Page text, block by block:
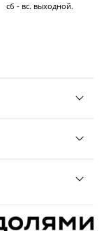
выходной.